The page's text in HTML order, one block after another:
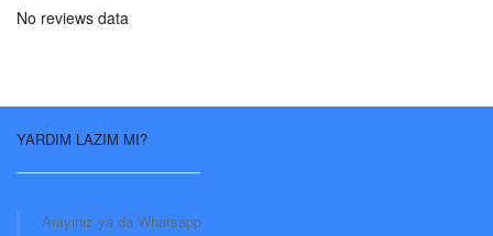
No reviews data
YARDIM LAZIM MI?
Arayınız ya da Whatsapp